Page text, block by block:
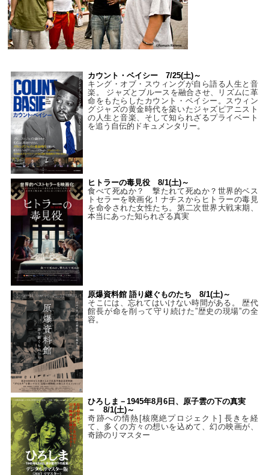
カウント・ベイシー 7/25(土)～
キング・オブ・スウィングが自ら語る人生と音
楽。 ジャズとブルースを融合させ、リズムに革
命をもたらしたカウント・ベイシー。スウィン
グジャズの黄金時代を築いたジャズピアニスト
の人生と音楽、そして知られざるプライベート
を追う自伝的ドキュメンタリー。
ヒトラーの毒見役 8/1(土)～
食べて死ぬか？ 撃たれて死ぬか？世界的ベス
トセラーを映画化！ナチスからヒトラーの毒見
を命令された女性たち。第二次世界大戦末期、
本当にあった知られざる真実
原爆資料館 語り継ぐものたち 8/1(土)～
そこには、忘れてはいけない時間がある。 歴代
館長が命を削って守り続けた”歴史の現場”の全
容。
ひろしま－1945年8月6日、原子雲の下の真実
－ 8/1(土)～
奇跡への情熱[核廃絶プロジェクト] 長きを経
て、多くの方々の想いを込めて、幻の映画が、
奇跡のリマスター